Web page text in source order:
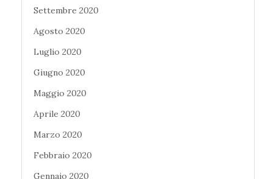
Settembre 2020
Agosto 2020
Luglio 2020
Giugno 2020
Maggio 2020
Aprile 2020
Marzo 2020
Febbraio 2020
Gennaio 2020